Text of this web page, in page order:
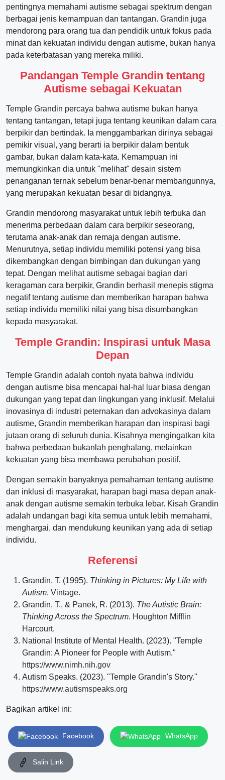
pentingnya memahami autisme sebagai spektrum dengan
berbagai jenis kemampuan dan tantangan. Grandin juga
mendorong para orang tua dan pendidik untuk fokus pada
minat dan kekuatan individu dengan autisme, bukan hanya
pada keterbatasan yang mereka miliki.
Pandangan Temple Grandin tentang
Autisme sebagai Kekuatan
Temple Grandin percaya bahwa autisme bukan hanya
tentang tantangan, tetapi juga tentang keunikan dalam cara
berpikir dan bertindak. Ia menggambarkan dirinya sebagai
pemikir visual, yang berarti ia berpikir dalam bentuk
gambar, bukan dalam kata-kata. Kemampuan ini
memungkinkan dia untuk "melihat" desain sistem
penanganan ternak sebelum benar-benar membangunnya,
yang merupakan kekuatan besar di bidangnya.
Grandin mendorong masyarakat untuk lebih terbuka dan
menerima perbedaan dalam cara berpikir seseorang,
terutama anak-anak dan remaja dengan autisme.
Menurutnya, setiap individu memiliki potensi yang bisa
dikembangkan dengan bimbingan dan dukungan yang
tepat. Dengan melihat autisme sebagai bagian dari
keragaman cara berpikir, Grandin berhasil menepis stigma
negatif tentang autisme dan memberikan harapan bahwa
setiap individu memiliki nilai yang bisa disumbangkan
kepada masyarakat.
Temple Grandin: Inspirasi untuk Masa
Depan
Temple Grandin adalah contoh nyata bahwa individu
dengan autisme bisa mencapai hal-hal luar biasa dengan
dukungan yang tepat dan lingkungan yang inklusif. Melalui
inovasinya di industri peternakan dan advokasinya dalam
autisme, Grandin memberikan harapan dan inspirasi bagi
jutaan orang di seluruh dunia. Kisahnya mengingatkan kita
bahwa perbedaan bukanlah penghalang, melainkan
kekuatan yang bisa membawa perubahan positif.
Dengan semakin banyaknya pemahaman tentang autisme
dan inklusi di masyarakat, harapan bagi masa depan anak-
anak dengan autisme semakin terbuka lebar. Kisah Grandin
adalah undangan bagi kita semua untuk lebih memahami,
menghargai, dan mendukung keunikan yang ada di setiap
individu.
Referensi
Grandin, T. (1995). Thinking in Pictures: My Life with
Autism. Vintage.
Grandin, T., & Panek, R. (2013). The Autistic Brain:
Thinking Across the Spectrum. Houghton Mifflin
Harcourt.
National Institute of Mental Health. (2023). "Temple
Grandin: A Pioneer for People with Autism."
https://www.nimh.nih.gov
Autism Speaks. (2023). "Temple Grandin's Story."
https://www.autismspeaks.org
Bagikan artikel ini:
Facebook WhatsApp
Salin Link